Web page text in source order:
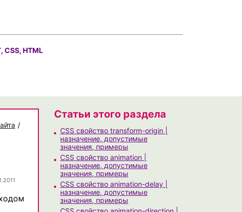
HTML
/
Статьи этого раздела
CSS свойство transform-origin |
назначение, допустимые
значения, примеры
CSS свойство animation |
назначение, допустимые
значения, примеры
CSS свойство animation-delay |
назначение, допустимые
значения, примеры